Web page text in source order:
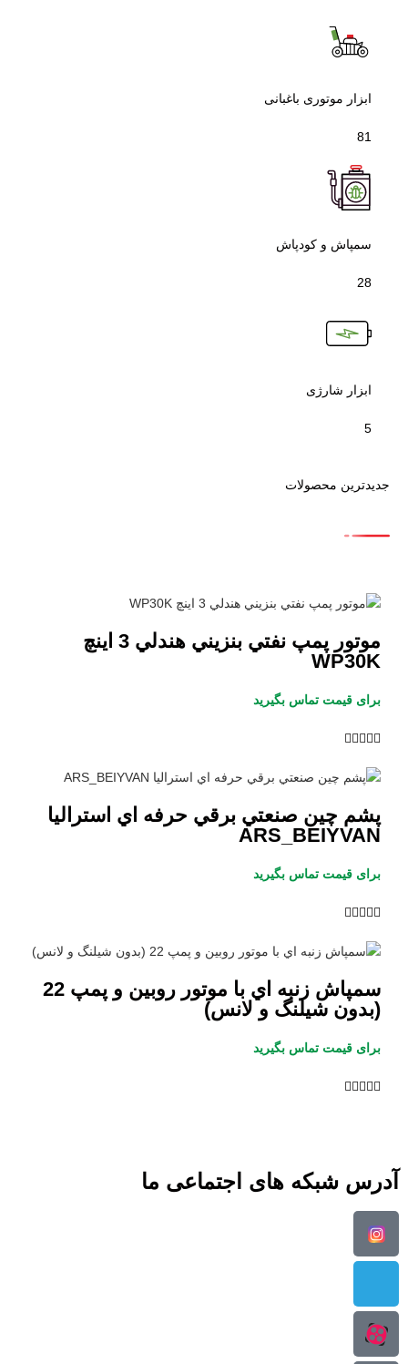
ابزار موتوری باغبانی
81
سمپاش و کودپاش
28
ابزار شارژی
5
جدیدترین محصولات
موتور پمپ نفتي بنزيني هندلي 3 اينچ
WP30K
برای قیمت تماس بگیرید

پشم چين صنعتي برقي حرفه اي استراليا
ARS_BEIYVAN
برای قیمت تماس بگیرید

سمپاش زنبه اي با موتور روبين و پمپ 22
(بدون شيلنگ و لانس)
برای قیمت تماس بگیرید

آدرس شبکه های اجتماعی ما